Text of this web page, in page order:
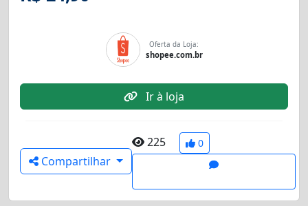
Oferta da Loja:
shopee.com.br
Ir à loja
Compartilhar
225 0